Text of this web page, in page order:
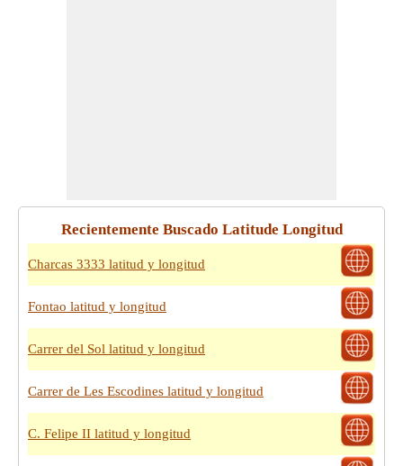
Recientemente Buscado Latitude Longitud
Charcas 3333 latitud y longitud
Fontao latitud y longitud
Carrer del Sol latitud y longitud
Carrer de Les Escodines latitud y longitud
C. Felipe II latitud y longitud